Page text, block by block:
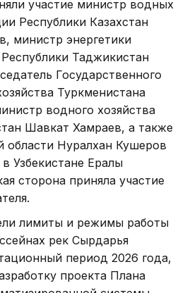
участие министр водных
Республики Казахстан
министр энергетики
Таджикистан
Государственного
Туркменистана
водного хозяйства
Шавкат Хамраев, а также
области Нуралхан Кушеров
Узбекистане Ералы
сторона приняла участие
лимиты и режимы работы
рек Сырдарья
период 2026 года,
проекта Плана